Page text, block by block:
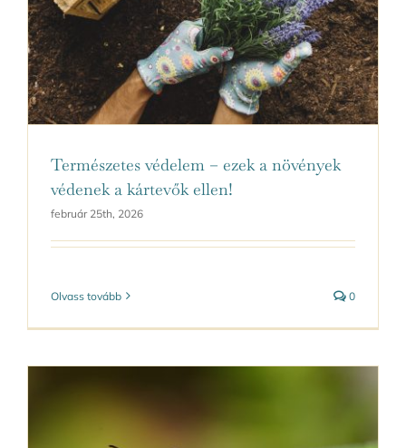
Kapcsolat
Természetes védelem – ezek a növények
védenek a kártevők ellen!
február 25th, 2026
Olvass tovább 0